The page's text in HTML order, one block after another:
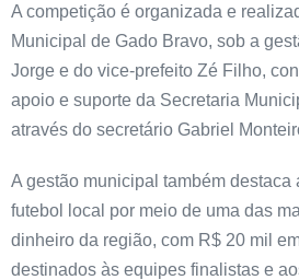
A competição é organizada e
Municipal de Gado Bravo, sob a
Jorge e do vice-prefeito Zé Filho,
apoio e suporte da Secretaria
através do secretário Gabriel
A gestão municipal também destaca
futebol local por meio de uma das
dinheiro da região, com R$ 20 mil
destinados às equipes finalistas e